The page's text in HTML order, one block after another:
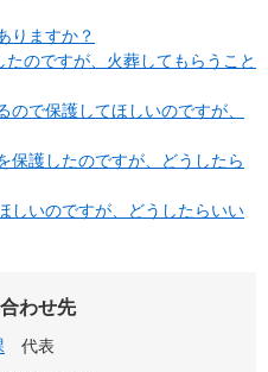
りますか？
のですが、火葬してもらうこと
で保護してほしいのですが、
保護したのですが、どうしたら
しいのですが、どうしたらいい
わせ先
代表